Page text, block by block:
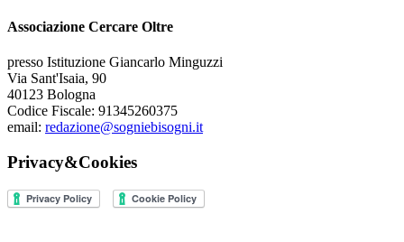
Associazione Cercare Oltre
presso Istituzione Giancarlo Minguzzi
Via Sant'Isaia, 90
40123 Bologna
Codice Fiscale: 91345260375
email: redazione@sogniebisogni.it
Privacy&Cookies